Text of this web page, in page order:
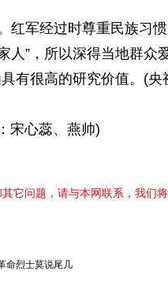
军经过时尊重民族习惯
人”，所以深得当地群众
有很高的研究价值。(央
心蕊、燕帅)
它问题，请与本网联系，我们
命烈士莫说尾几